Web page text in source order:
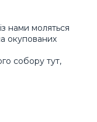
нами моляться
окупованих
собору тут,